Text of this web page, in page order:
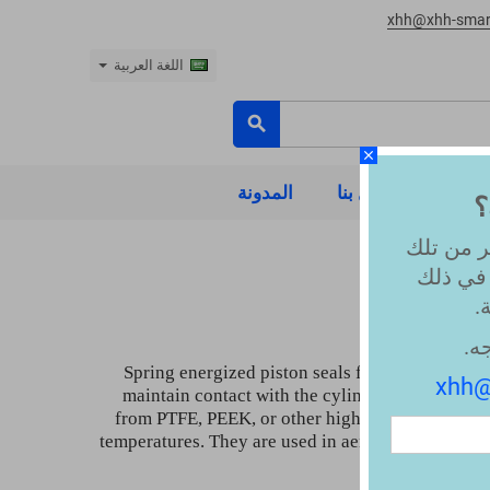
xhh@xhh-
اللغة العربية
search
عنا اتصل بنا المدونة
Spring energized piston seals feature a
maintain contact with the cylinder bore. This
from PTFE, PEEK, or other high-performance
temperatures. They are used in aerospace
close
من تلك
في ذلك